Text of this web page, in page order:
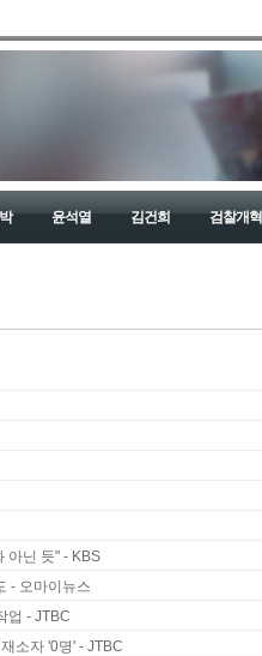
윤석열 김건희 검찰개혁
아닌 듯" - KBS
- 오마이뉴스
업 - JTBC
소자 '0명' - JTBC